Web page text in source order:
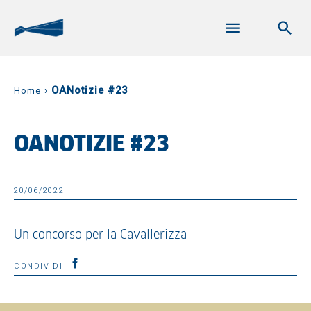
Home › OANotizie #23
OANOTIZIE #23
20/06/2022
Un concorso per la Cavallerizza
CONDIVIDI